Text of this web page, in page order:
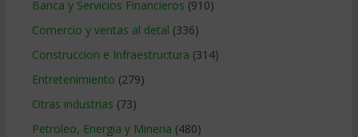
Banca y Servicios Financieros (910)
Comercio y ventas al detal (336)
Construccion e Infraestructura (314)
Entretenimiento (279)
Otras industrias (73)
Petroleo, Energia y Mineria (480)